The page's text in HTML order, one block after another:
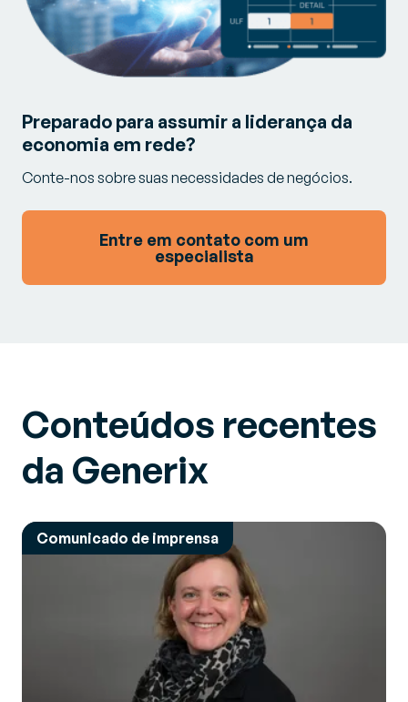
Preparado para assumir a liderança da
economia em rede?
Conte-nos sobre suas necessidades de negócios.
Entre em contato com um
especialista
Conteúdos recentes
da Generix
Comunicado de imprensa